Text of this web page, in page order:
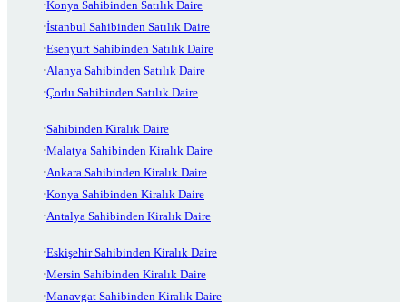
Konya Sahibinden Satılık Daire
İstanbul Sahibinden Satılık Daire
Esenyurt Sahibinden Satılık Daire
Alanya Sahibinden Satılık Daire
Çorlu Sahibinden Satılık Daire
Sahibinden Kiralık Daire
Malatya Sahibinden Kiralık Daire
Ankara Sahibinden Kiralık Daire
Konya Sahibinden Kiralık Daire
Antalya Sahibinden Kiralık Daire
Eskişehir Sahibinden Kiralık Daire
Mersin Sahibinden Kiralık Daire
Manavgat Sahibinden Kiralık Daire